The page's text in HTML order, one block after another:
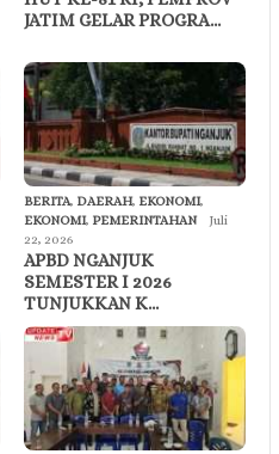
JATIM GELAR PROGRA…
BERITA, DAERAH, EKONOMI,
EKONOMI, PEMERINTAHAN
Juli
22, 2026
APBD NGANJUK
SEMESTER I 2026
TUNJUKKAN K…